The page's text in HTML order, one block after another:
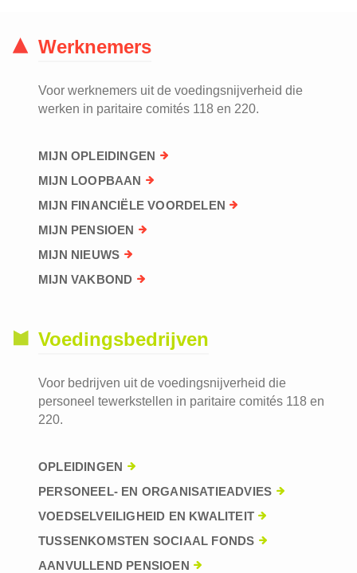
Werknemers
Voor werknemers uit de voedingsnijverheid die
werken in paritaire comités 118 en 220.
MIJN OPLEIDINGEN
MIJN LOOPBAAN
MIJN FINANCIËLE VOORDELEN
MIJN PENSIOEN
MIJN NIEUWS
MIJN VAKBOND
Voedingsbedrijven
Voor bedrijven uit de voedingsnijverheid die
personeel tewerkstellen in paritaire comités 118 en
220.
OPLEIDINGEN
PERSONEEL- EN ORGANISATIEADVIES
VOEDSELVEILIGHEID EN KWALITEIT
TUSSENKOMSTEN SOCIAAL FONDS
AANVULLEND PENSIOEN